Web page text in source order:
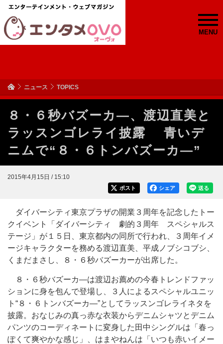
MENU
ニュース TOPICS
８・６秒バズーカ―、渡辺直美と
ラッスンゴレライ披露 青いデ
ニムで“８・６トンバズーカ―”
2015年4月15日 / 15:10
送る
シェア
ポスト
ダイバーシティ東京プラザの開業３周年を記念したトー
クイベント「ダイバーシティ 劇的３周年 スペシャルス
テージ」が１５日、東京都内の同所で行われ、３周年イメ
ージキャラクターを務める渡辺直美、平成ノブシコブシ、
くまだまさし、８・６秒バズーカーが出席した。
８・６秒バズーカ―は渡辺お薦めの今春トレンドファッ
ションに身を包んで登場し、３人によるスペシャルユニッ
ト“８・６トンバズーカ―”としてラッスンゴレライネタを
披露。おなじみの真っ赤な衣装からデニムシャツとデニム
パンツのコーディネートに変身した田中シングルは「春っ
ぽくて爽やかな感じ」、はまやねんは「いつも赤いイメー